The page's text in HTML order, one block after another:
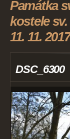
Památka
kostele
11. 11.
DSC_6300